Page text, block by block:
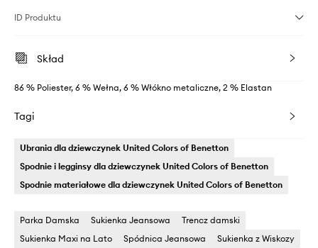
ID Produktu
Skład
86 % Poliester, 6 % Wełna, 6 % Włókno metaliczne, 2 % Elastan
Tagi
Ubrania dla dziewczynek United Colors of Benetton
Spodnie i legginsy dla dziewczynek United Colors of Benetton
Spodnie materiałowe dla dziewczynek United Colors of Benetton
Parka Damska Sukienka Jeansowa
Trencz damski
Sukienka Maxi na Lato
Spódnica Jeansowa
Sukienka z Wiskozy